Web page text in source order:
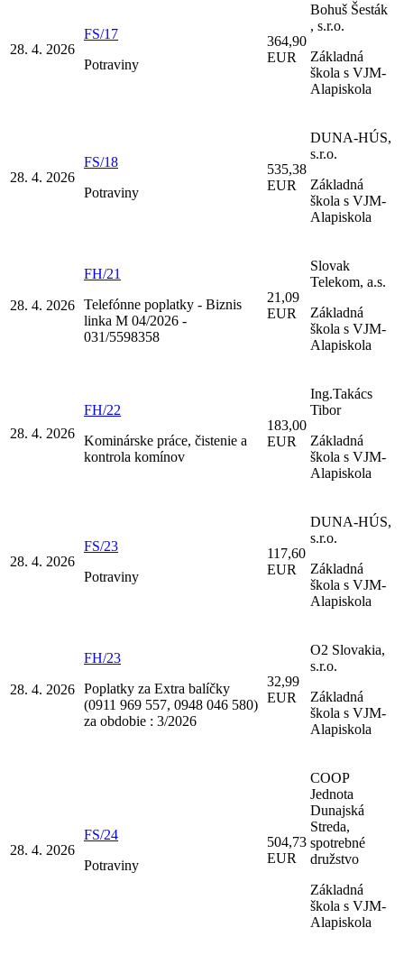
28. 4. 2026
FS/17
Potraviny
364,90
EUR
Bohuš Šesták
, s.r.o.
Základná
škola s VJM-
Alapiskola
28. 4. 2026
FS/18
Potraviny
535,38
EUR
DUNA-HÚS,
s.r.o.
Základná
škola s VJM-
Alapiskola
28. 4. 2026
FH/21
Telefónne poplatky - Biznis
linka M 04/2026 -
031/5598358
21,09
EUR
Slovak
Telekom, a.s.
Základná
škola s VJM-
Alapiskola
28. 4. 2026
FH/22
Kominárske práce, čistenie a
kontrola komínov
183,00
EUR
Ing.Takács
Tibor
Základná
škola s VJM-
Alapiskola
28. 4. 2026
FS/23
Potraviny
117,60
EUR
DUNA-HÚS,
s.r.o.
Základná
škola s VJM-
Alapiskola
28. 4. 2026
FH/23
Poplatky za Extra balíčky
(0911 969 557, 0948 046 580)
za obdobie : 3/2026
32,99
EUR
O2 Slovakia,
s.r.o.
Základná
škola s VJM-
Alapiskola
28. 4. 2026
FS/24
Potraviny
504,73
EUR
COOP
Jednota
Dunajská
Streda,
spotrebné
družstvo
Základná
škola s VJM-
Alapiskola